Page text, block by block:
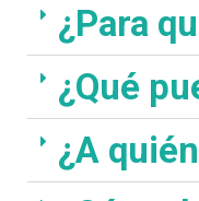
¿Para
¿Qué
¿A